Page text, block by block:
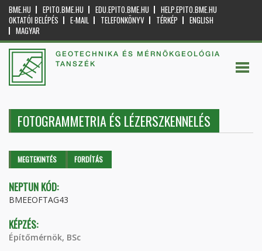
BME.HU EPITO.BME.HU EDU.EPITO.BME.HU
HELP.EPITO.BME.HU
OKTATÓI BELÉPÉS
E-MAIL TELEFONKÖNYV TÉRKÉP
ENGLISH
MAGYAR
GEOTECHNIKA ÉS MÉRNÖKGEOLÓGIA
TANSZÉK
FOTOGRAMMETRIA ÉS LÉZERSZKENNELÉS
Elsődleges fülek
MEGTEKINTÉS (AKTÍVFORDÍTÁS
NEPTUN KÓD:
BMEEOFTAG43
KÉPZÉS:
Építőmérnök, BSc